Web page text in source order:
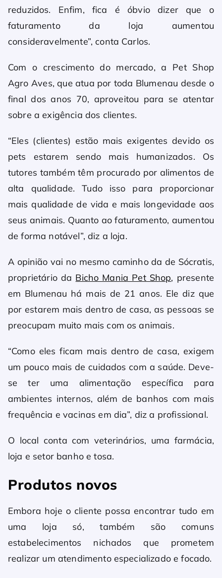
reduzidos. Enfim, fica é óbvio dizer que o
faturamento da loja aumentou
consideravelmente”, conta Carlos.
Com o crescimento do mercado, a Pet Shop
Agro Aves, que atua por toda Blumenau desde o
final dos anos 70, aproveitou para se atentar
sobre a exigência dos clientes.
“Eles (clientes) estão mais exigentes devido os
pets estarem sendo mais humanizados. Os
tutores também têm procurado por alimentos de
alta qualidade. Tudo isso para proporcionar
mais qualidade de vida e mais longevidade aos
seus animais. Quanto ao faturamento, aumentou
de forma notável”, diz a loja.
A opinião vai no mesmo caminho da de Sócratis,
proprietário da Bicho Mania Pet Shop, presente
em Blumenau há mais de 21 anos. Ele diz que
por estarem mais dentro de casa, as pessoas se
preocupam muito mais com os animais.
“Como eles ficam mais dentro de casa, exigem
um pouco mais de cuidados com a saúde. Deve-
se ter uma alimentação específica para
ambientes internos, além de banhos com mais
frequência e vacinas em dia”, diz a profissional.
O local conta com veterinários, uma farmácia,
loja e setor banho e tosa.
Produtos novos
Embora hoje o cliente possa encontrar tudo em
uma loja só, também são comuns
estabelecimentos nichados que prometem
realizar um atendimento especializado e focado.